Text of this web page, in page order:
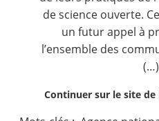
de science ouverte.
un futur appel à
l’ensemble des
Continuer sur le site de